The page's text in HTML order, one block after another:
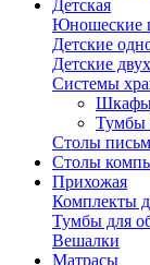
Детская
Юношеские
Детские
Детские
Системы
Шкафы,
Тумбы
Столы
Столы
Прихожая
Комплекты
Тумбы для
Вешалки
Матрасы